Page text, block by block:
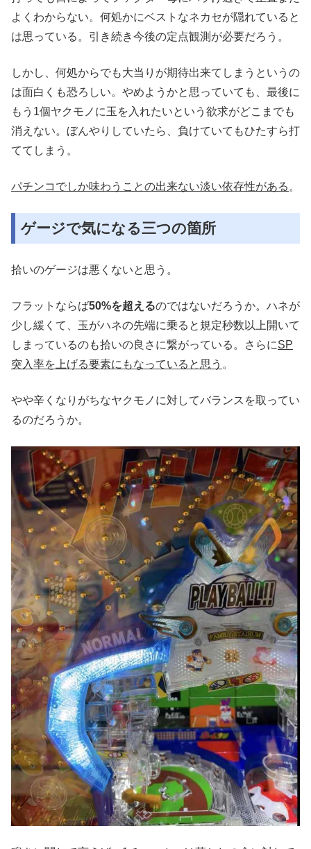
よくわからない。何処かにベストなネカセが隠れていると
は思っている。引き続き今後の定点観測が必要だろう。
しかし、何処からでも大当りが期待出来てしまうというの
は面白くも恐ろしい。やめようかと思っていても、最後に
もう1個ヤクモノに玉を入れたいという欲求がどこまでも
消えない。ぼんやりしていたら、負けていてもひたすら打
ててしまう。
パチンコでしか味わうことの出来ない淡い依存性がある 。
ゲージで気になる三つの箇所
拾いのゲージは悪くないと思う。
フラットならば50%を超えるのではないだろうか。ハネが
少し緩くて、玉がハネの先端に乗ると規定秒数以上開いて
しまっているのも拾いの良さに繋がっている。さらにSP
突入率を上げる要素にもなっていると思う 。
やや辛くなりがちなヤクモノに対してバランスを取ってい
るのだろうか。